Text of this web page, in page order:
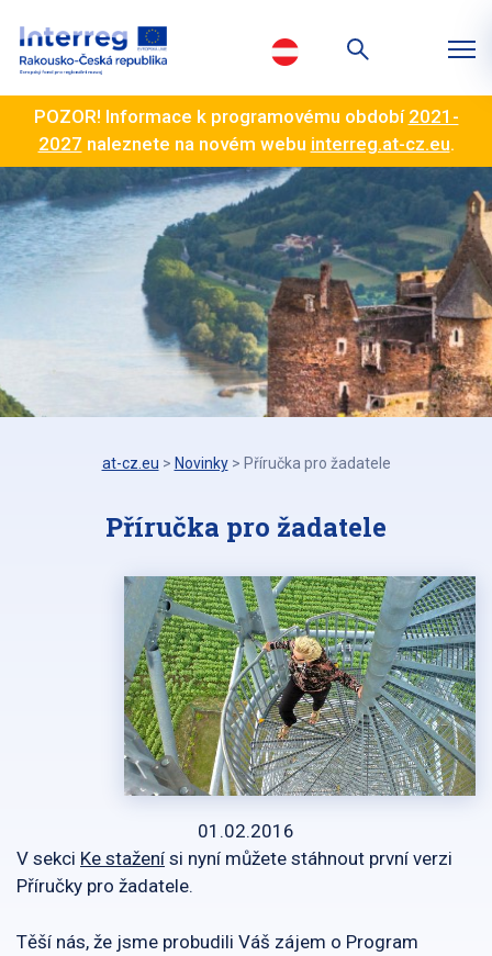
POZOR! Informace k programovému období 2021-
2027 naleznete na novém webu interreg.at-cz.eu.
at-cz.eu > Novinky > Příručka pro žadatele
Příručka pro žadatele
01.02.2016
V sekci Ke stažení si nyní můžete stáhnout první verzi
Příručky pro žadatele.
Těší nás, že jsme probudili Váš zájem o Program